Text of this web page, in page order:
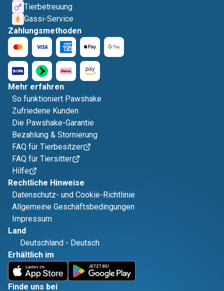
Tierbetreuung
Gassi-Service
Zahlungsmethoden
Mehr erfahren
So funktioniert Pawshake
Zufriedene Kunden
Die Pawshake-Garantie
Bezahlung & Stornierung
FAQ für Tierbesitzer
FAQ für Tiersitter
Hilfe
Rechtliche Hinweise
Datenschutz- und Cookie-Richtlinie
Allgemeine Geschäftsbedingungen
Impressum
Land
Deutschland - Deutsch
Erhältlich im
Finde uns bei